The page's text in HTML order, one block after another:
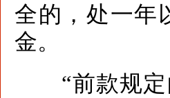
全的，处一年
金。
“前款规定